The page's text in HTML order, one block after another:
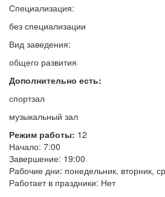
Специализация:
без специализации
Вид заведения:
общего развития
Дополнительно есть:
спортзал
музыкальный зал
Режим работы: 12
Начало: 7:00
Завершение: 19:00
Рабочие дни: понедельник, вторник,
Работает в праздники: Нет